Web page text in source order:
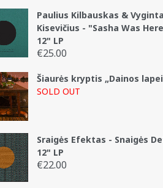
Paulius Kilbauskas &
Kisevičius - "Sasha Was
12" LP
€25.00
Šiaurės kryptis „Dainos
SOLD OUT
Sraigės Efektas - Snaigės
12" LP
€22.00